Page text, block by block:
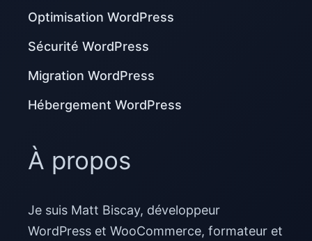
Optimisation WordPress
Sécurité WordPress
Migration WordPress
Hébergement WordPress
À propos
Je suis Matt Biscay, développeur
WordPress et WooCommerce, formateur et